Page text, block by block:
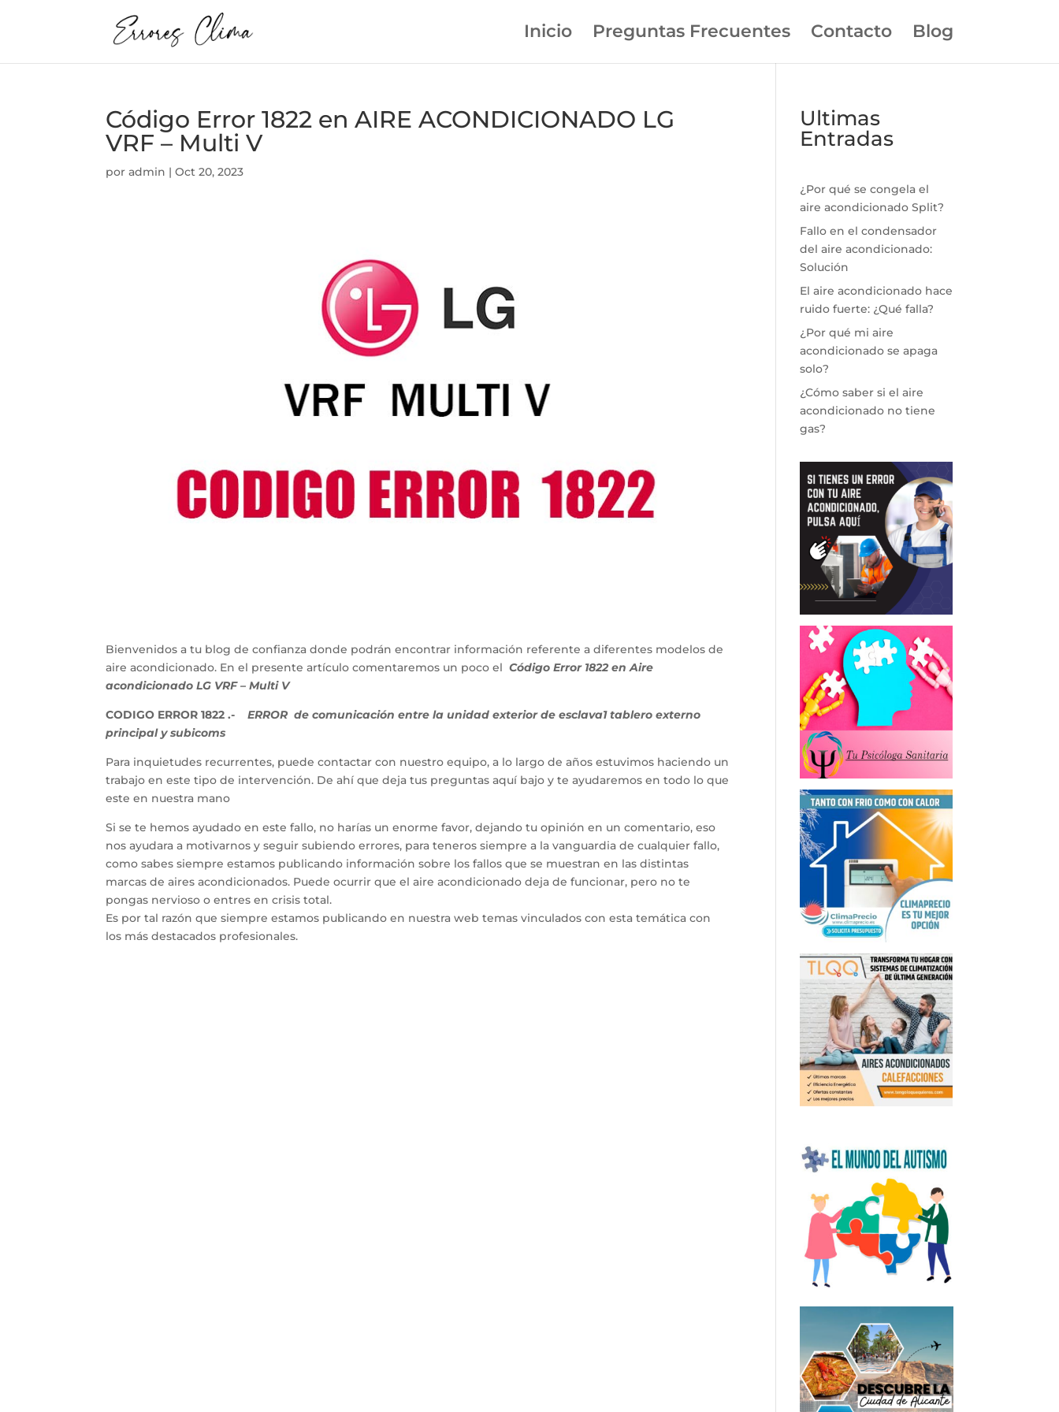
Inicio Preguntas Frecuentes Contacto Blog
Código Error 1822 en AIRE ACONDICIONADO LG
VRF – Multi V
poradmin |Oct 20, 2023
Bienvenidos a tu blog de confianza donde podrán encontrar información referente a diferentes modelos de
aire acondicionado. En el presente artículo comentaremos un poco elCódigo Error 1822 en Aire
acondicionado LG VRF – Multi V
CODIGO ERROR 1822 .-
ERROR de comunicación entre la unidad exterior de esclava1 tablero externo
principal y subicoms
Para inquietudes recurrentes, puede contactar con nuestro equipo, a lo largo de años estuvimos haciendo un
trabajo en este tipo de intervención. De ahí que deja tus preguntas aquí bajo y te ayudaremos en todo lo que
este en nuestra mano
Si se te hemos ayudado en este fallo, no harías un enorme favor, dejando tu opinión en un comentario, eso
nos ayudara a motivarnos y seguir subiendo errores, para teneros siempre a la vanguardia de cualquier fallo,
como sabes siempre estamos publicando información sobre los fallos que se muestran en las distintas
marcas de aires acondicionados. Puede ocurrir que el aire acondicionado deja de funcionar, pero no te
pongas nervioso o entres en crisis total.
Es por tal razón que siempre estamos publicando en nuestra web temas vinculados con esta temática con
los más destacados profesionales.
Ultimas
Entradas
¿Por qué se congela el
aire acondicionado Split?
Fallo en el condensador
del aire acondicionado:
Solución
El aire acondicionado hace
ruido fuerte: ¿Qué falla?
¿Por qué mi aire
acondicionado se apaga
solo?
¿Cómo saber si el aire
acondicionado no tiene
gas?